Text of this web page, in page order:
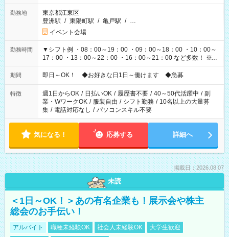
勤務地
東京都江東区
豊洲駅 / 東陽町駅 / 亀戸駅 / …
イベント会場
勤務時間
▼シフト例 ・08：00～19：00 ・09：00～18：00 ・10：00～
17：00 ・13：00～22：00 ・16：00～21：00 など多数！ ※お
仕事により勤務時間が異なります
期間 即日～OK！ ◆お好きな日1日～働けます ◆急募
特徴 週1日からOK / 日払いOK / 履歴書不要 / 40～50代活躍中 / 副
業・WワークOK / 服装自由 / シフト勤務 / 10名以上の大量募
集 / 電話対応なし / パソコンスキル不要
気になる！ 応募する 詳細へ
掲載日：2026.08.07
未読
＜1日～OK！＞あの有名企業も！展示会や株主
総会のお手伝い！
アルバイト 職種未経験OK 社会人未経験OK
大学生歓迎